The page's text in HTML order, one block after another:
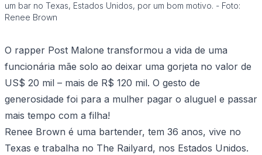
um bar no Texas, Estados Unidos, por um bom motivo. - Foto:
Renee Brown
O rapper Post Malone transformou a vida de uma
funcionária mãe solo ao deixar uma gorjeta no valor de
US$ 20 mil – mais de R$ 120 mil. O gesto de
generosidade foi para a mulher pagar o aluguel e passar
mais tempo com a filha!
Renee Brown é uma bartender, tem 36 anos, vive no
Texas e trabalha no The Railyard, nos Estados Unidos.